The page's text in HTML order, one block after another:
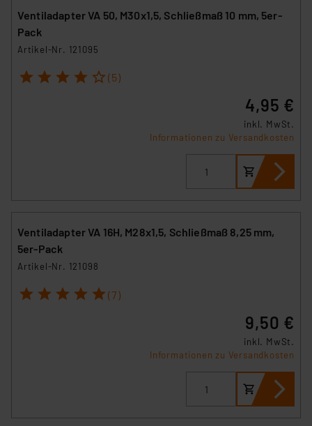
Ventiladapter VA 50, M30x1,5, Schließmaß 10 mm, 5er-
Pack
Artikel-Nr. 121095
1 2 3 4 5 (5)
4,95 €
inkl. MwSt.
Informationen zu Versandkosten
Ventiladapter VA 16H, M28x1,5, Schließmaß 8,25 mm,
5er-Pack
Artikel-Nr. 121098
1 2 3 4 5 (7)
9,50 €
inkl. MwSt.
Informationen zu Versandkosten